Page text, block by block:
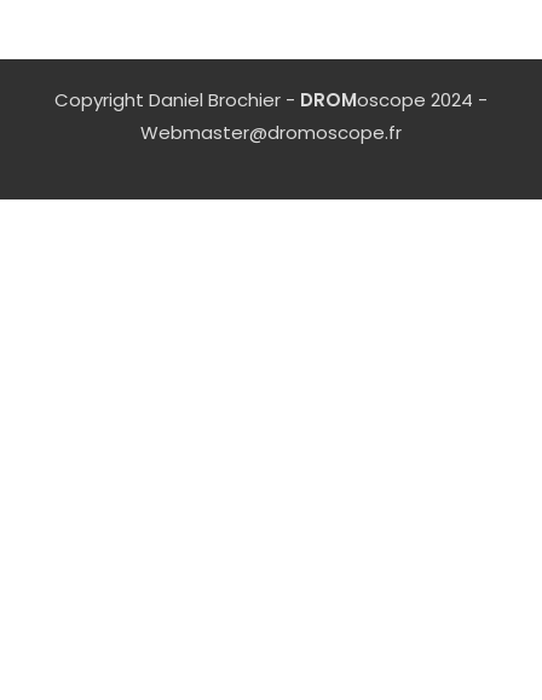
Copyright Daniel Brochier - DROMoscope 2024 -
Webmaster@dromoscope.fr